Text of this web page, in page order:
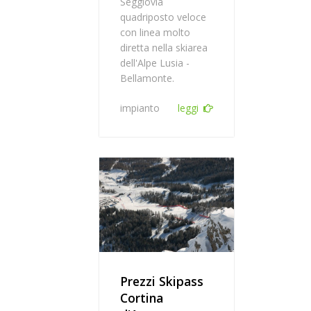
quadriposto veloce
con linea molto
diretta nella skiarea
dell'Alpe Lusia -
Bellamonte.
impianto leggi
Prezzi Skipass
Cortina